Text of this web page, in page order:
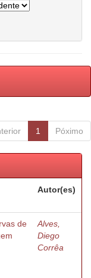
1 Póximo
Autor(es)
de
Alves,
Diego
Corrêa